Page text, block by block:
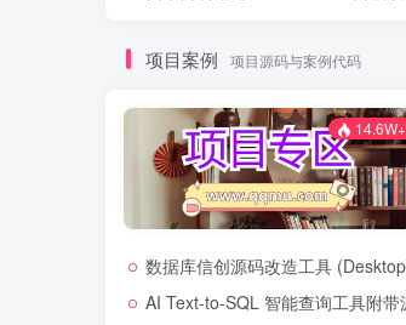
项目案例 项目源码与案例代码
14.6W+
数据库信创源码改造工具
AI Text-to-SQL 智能查询工具附带